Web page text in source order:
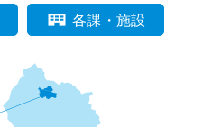
各課・施設